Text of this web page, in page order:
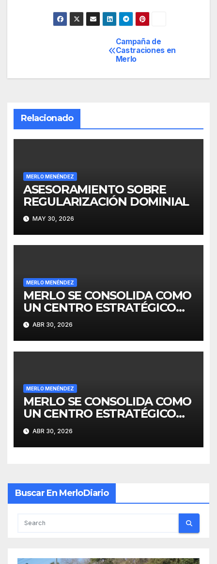
Campaña de
Castraciones en
Merlo
Relacionado
MERLO MENÉNDEZ
ASESORAMIENTO SOBRE
REGULARIZACIÓN DOMINIAL
MAY 30, 2026
MERLO MENÉNDEZ
MERLO SE CONSOLIDA COMO
UN CENTRO ESTRATÉGICO
PARA EL DESARROLLO DE
INVERSIONES
ABR 30, 2026
MERLO MENÉNDEZ
MERLO SE CONSOLIDA COMO
UN CENTRO ESTRATÉGICO
PARA EL DESARROLLO DE
INVERSIONES
ABR 30, 2026
Buscar En MerloDiario